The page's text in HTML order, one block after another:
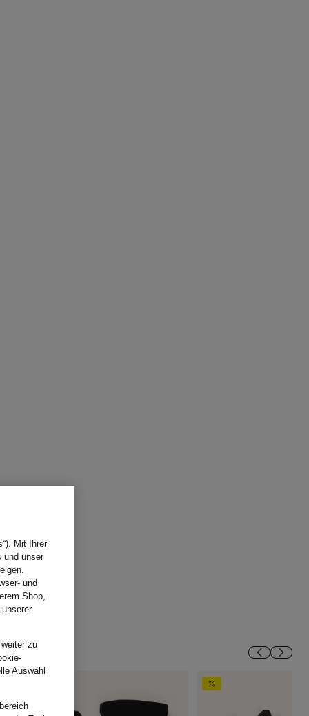
Mit Ihrer
und unser
und
Shop,
zu
Auswahl